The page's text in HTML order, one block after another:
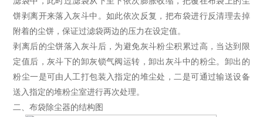
饼剥离开来落入灰斗中。如此依次反复，把布袋进行反清理去掉
附着的尘饼，保证过滤袋两边的压力在设定值。
剥离后的尘饼落入灰斗后，为避免灰斗粉尘积累过高，当达到限
定值后，灰斗下的卸灰锁气阀运转，卸出灰斗中的粉尘。卸出的
粉尘一是可由人工打包装入指定的堆尘处，二是可通过输送设备
送入指定的堆粉尘室进行再次处理。
二、布袋除尘器的结构图